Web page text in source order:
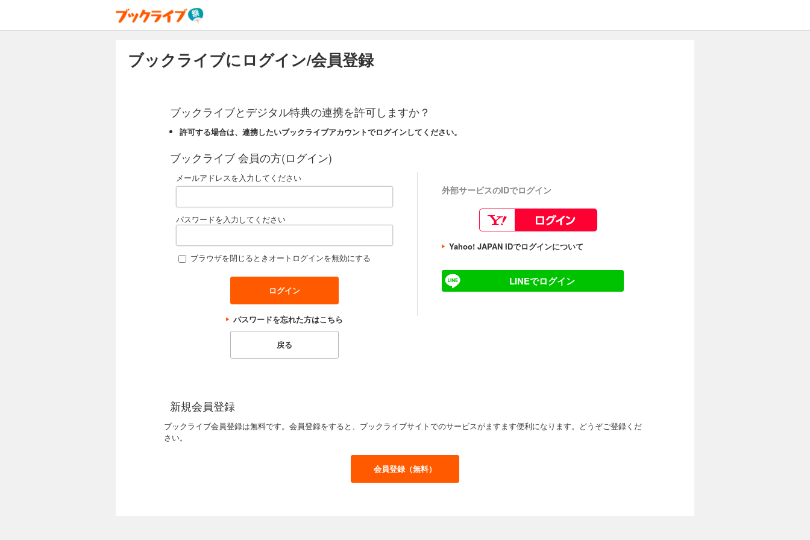
ブックライブにログイン/会員登録
ブックライブとデジタル特典の連携を許可しますか？
許可する場合は、連携したいブックライブアカウントでログインしてください。
ブックライブ 会員の方(ログイン)
メールアドレスを入力してください
パスワードを入力してください
ブラウザを閉じるときオートログインを無効にする
パスワードを忘れた方はこちら
外部サービスのIDでログイン
Yahoo! JAPAN IDでログインについて
LINEでログイン
新規会員登録
ブックライブ会員登録は無料です。会員登録をすると、ブックライブサイトでのサービスがますます便利になります。どうぞご登録くだ
さい。
会員登録（無料）